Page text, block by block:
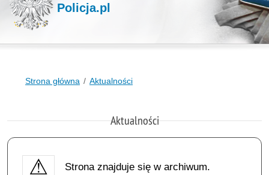
Policja.pl
Strona główna Aktualności
Aktualności
Strona znajduje się w archiwum.